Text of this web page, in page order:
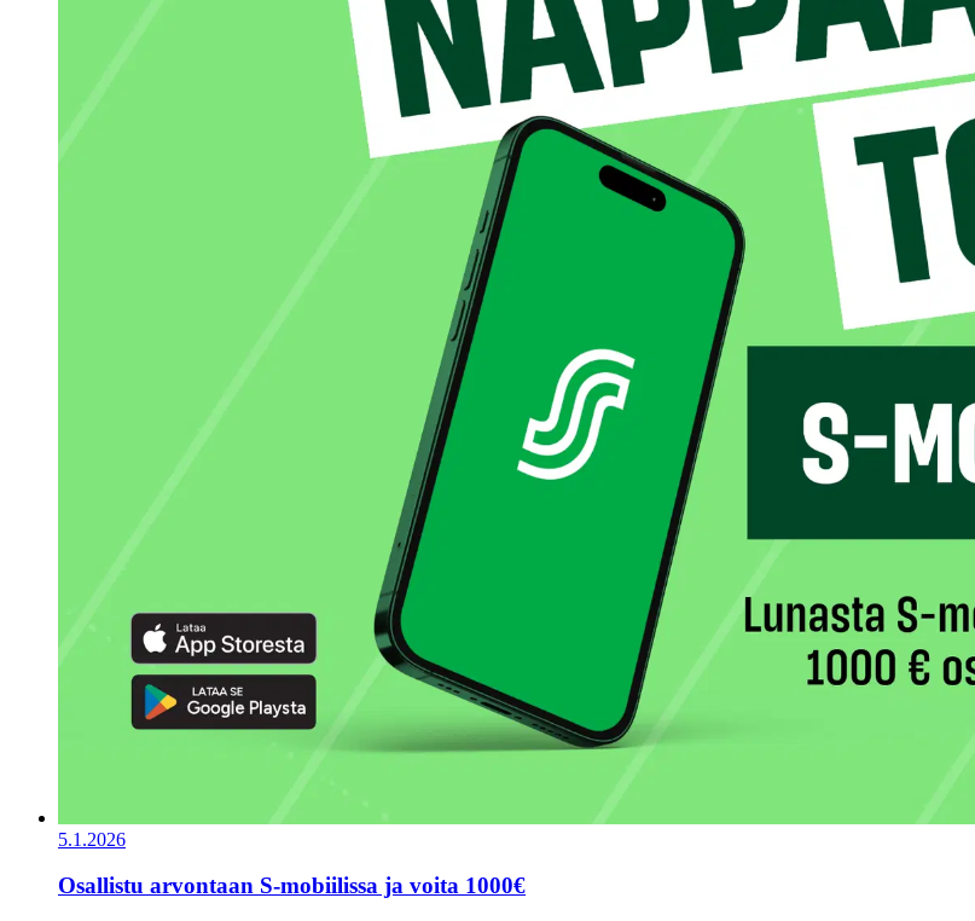
5.1.2026
Osallistu arvontaan S-mobiilissa ja voita 1000€